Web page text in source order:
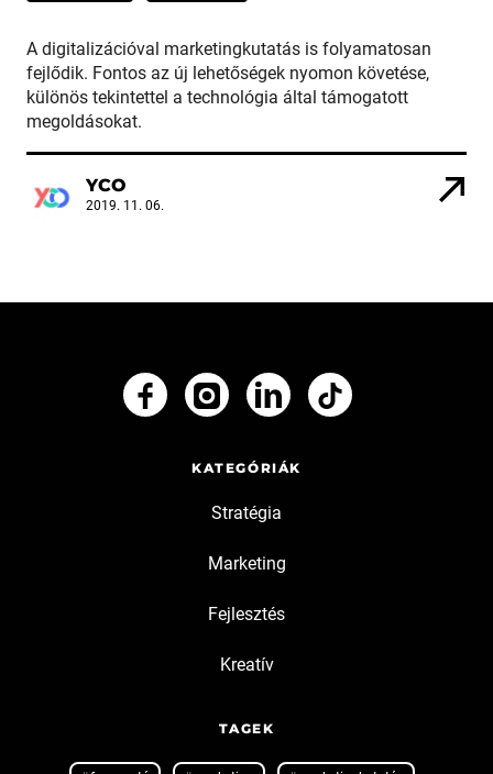
A digitalizációval marketingkutatás is folyamatosan
fejlődik. Fontos az új lehetőségek nyomon követése,
különös tekintettel a technológia által támogatott
megoldásokat.
YCO
2019. 11. 06.
KATEGÓRIÁK
Stratégia
Marketing
Fejlesztés
Kreatív
TAGEK